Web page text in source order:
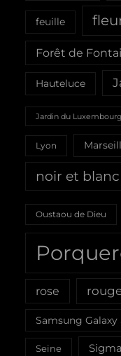
feuille
Forêt de
Hauteluce
Jardin du Luxembourg
Lyon
noir et blanc
Oustaou de Dieu
rose
Samsung Galaxy
Seine